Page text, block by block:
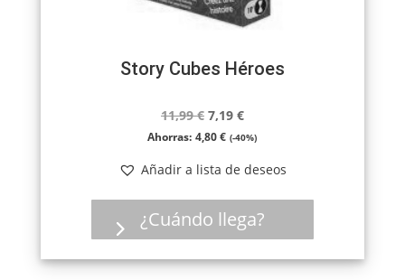
Story Cubes Héroes
11,99€ El
precio
era:
11,99 €.
7,19 €El
precio
es:
7,19 €.
Ahorras: 4,80€ (-40%)
Añadir a lista de deseos
¿Cuándo llega?